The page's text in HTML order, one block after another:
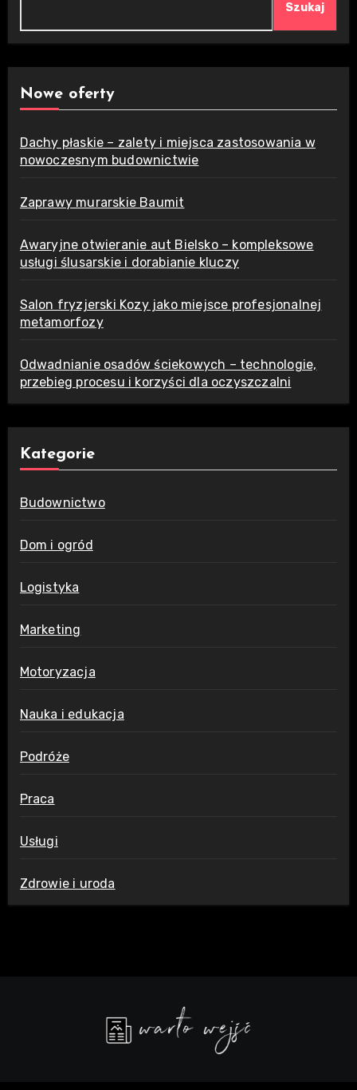
Szukaj
Nowe oferty
Dachy płaskie – zalety i miejsca zastosowania w
nowoczesnym budownictwie
Zaprawy murarskie Baumit
Awaryjne otwieranie aut Bielsko – kompleksowe
usługi ślusarskie i dorabianie kluczy
Salon fryzjerski Kozy jako miejsce profesjonalnej
metamorfozy
Odwadnianie osadów ściekowych – technologie,
przebieg procesu i korzyści dla oczyszczalni
Kategorie
Budownictwo
Dom i ogród
Logistyka
Marketing
Motoryzacja
Nauka i edukacja
Podróże
Praca
Usługi
Zdrowie i uroda